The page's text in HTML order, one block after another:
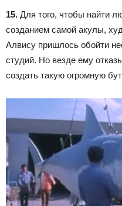
15. Для того, чтобы найти
созданием самой акулы,
Алвису пришлось обойти
студий. Но везде ему
создать такую огромную